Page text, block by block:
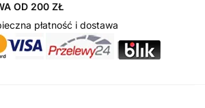
OD 200 ZŁ
płatność i dostawa